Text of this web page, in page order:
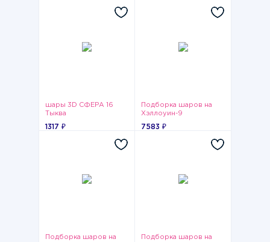
шары 3D СФЕРА 16
Тыква
1317 ₽
Подборка шаров на
Хэллоуин-9
7583 ₽
Подборка шаров на
Подборка шаров на